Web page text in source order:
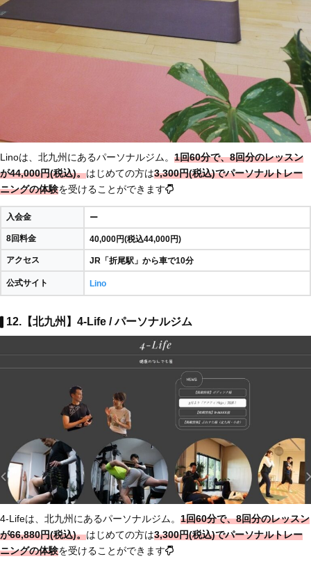
Linoは、北九州にあるパーソナルジム。 1回60分で、8回分のレッスン
が44,000円(税込)。はじめての方は3,300円(税込)でパーソナルトレー
ニングの体験を受けることができます
入会金 ー
8回料金 40,000円(税込44,000円)
アクセス JR「折尾駅」から車で10分
公式サイト Lino
12.【北九州】4-Life / パーソナルジム
4-Lifeは、北九州にあるパーソナルジム。 1回60分で、8回分のレッスン
が66,880円(税込)。はじめての方は3,300円(税込)でパーソナルトレー
ニングの体験を受けることができます